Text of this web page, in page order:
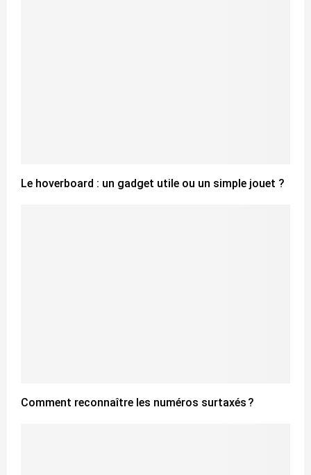
Le hoverboard : un gadget utile ou un simple jouet ?
Comment reconnaître les numéros surtaxés ?